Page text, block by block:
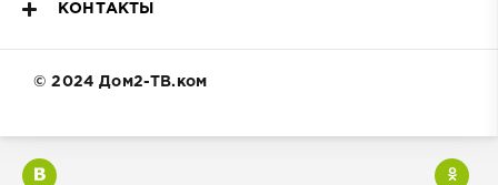
КОНТАКТЫ
© 2024 Дом2-ТВ.ком